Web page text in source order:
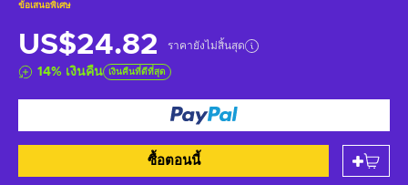
ข้อเสนอพิเศษ
US$24.82 ราคายังไม่สิ้นสุด
14% เงินคืน เงินคืนที่ดีที่สุด
ซื้อตอนนี้